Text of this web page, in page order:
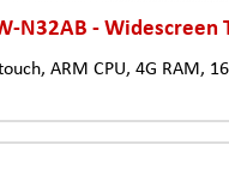
N32AB - Widescreen
ARM CPU, 4G RAM,